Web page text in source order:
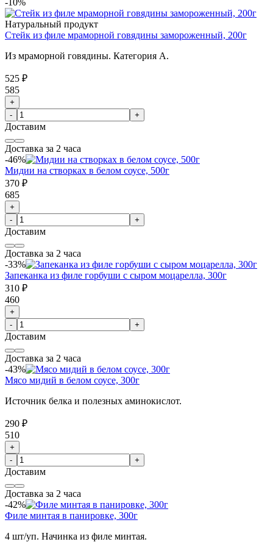
-10%
Натуральный продукт
Стейк из филе мраморной говядины замороженный, 200г
Из мраморной говядины. Категория А.
525 ₽
585
+
-
+
Доставим
Доставка за 2 часа
-46%
Мидии на створках в белом соусе, 500г
370 ₽
685
+
-
+
Доставим
Доставка за 2 часа
-33%
Запеканка из филе горбуши с сыром моцарелла, 300г
310 ₽
460
+
-
+
Доставим
Доставка за 2 часа
-43%
Мясо мидий в белом соусе, 300г
Источник белка и полезных аминокислот.
290 ₽
510
+
-
+
Доставим
Доставка за 2 часа
-42%
Филе минтая в панировке, 300г
4 шт/уп. Начинка из филе минтая.